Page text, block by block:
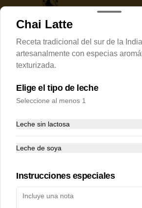
Conócenos
Términos y condiciones
Política de privacidad
Redes sociales
Chai Latte
Receta tradicional del sur de la
artesanalmente con especias
texturizada.
Elige el tipo de leche
Seleccione al menos 1
Leche sin lactosa
Leche de soya
Instrucciones especiales